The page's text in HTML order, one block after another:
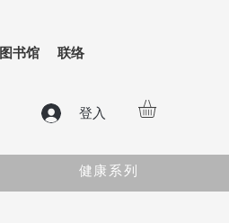
图书馆 联络
登入
健康系列